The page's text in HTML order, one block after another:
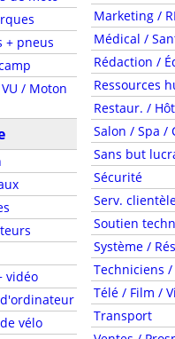
+ pneus
VU / Moton
vidéo
vélo
Marketing /
Médical /
Rédaction /
Ressources
Restaur. /
Salon / Spa /
Sans but
Sécurité
Serv.
Soutien
Système /
Techniciens
Télé / Film /
Transport